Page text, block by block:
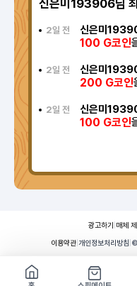
신은미193906님
2일 전 신은미
100 G코인
2일 전 신은미
200 G코인
2일 전 신은미
100 G코인
정영화
광고하기 매체
이용약관 개인정보처리방침